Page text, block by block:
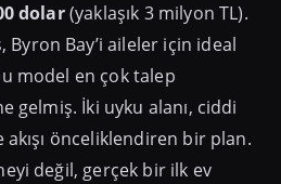
dolar(yaklaşık 3 milyon TL).
Byron Bay’i aileler için ideal
model en çok talep
gelmiş. İki uyku alanı, ciddi
akışı önceliklendiren bir plan.
değil, gerçek bir ilk ev